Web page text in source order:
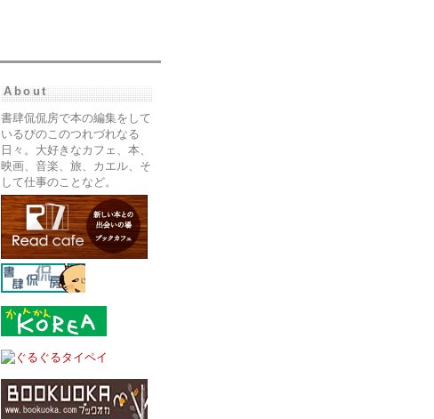
About
書肆侃侃房で本の編集をして
いるぴのこのつれづれなる
日々。大好きなカフェ、本、
映画、音楽、旅、カエル、そ
して仕事のことなど。